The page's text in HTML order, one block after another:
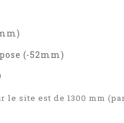
(-52mm)
site est de 1300 mm